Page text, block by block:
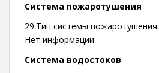
Система пожаротушения
29.Тип системы пожаротушения:
Нет информации
Система водостоков